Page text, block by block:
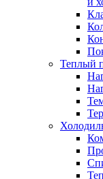
Теплый